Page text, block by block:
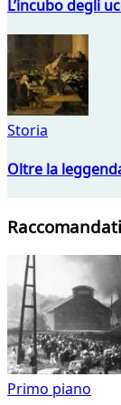
L’incubo degli
Storia
Oltre la
Primo piano